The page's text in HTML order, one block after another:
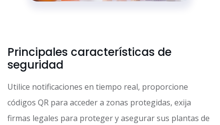
Principales características de
seguridad
Utilice notificaciones en tiempo real, proporcione
códigos QR para acceder a zonas protegidas, exija
firmas legales para proteger y asegurar sus plantas de